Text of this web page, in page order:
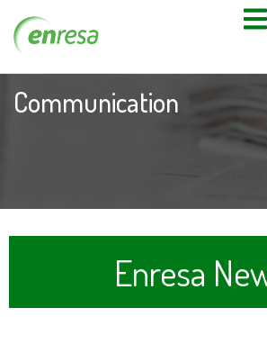
Communication
Enresa